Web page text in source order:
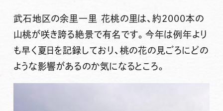
武石地区の余里一里 花桃の里は、約2000本の
山桃が咲き誇る絶景で有名です。今年は例年より
も早く夏日を記録しており、桃の花の見ごろにどの
ような影響があるのか気になるところ。